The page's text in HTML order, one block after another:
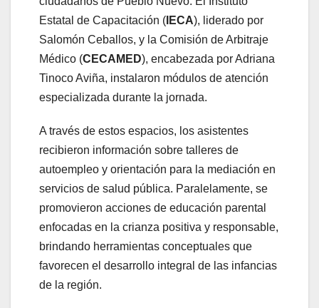
Estatal de Capacitación ( IECA), liderado por
Salomón Ceballos, y la Comisión de Arbitraje
Médico (CECAMED), encabezada por Adriana
Tinoco Aviña, instalaron módulos de atención
especializada durante la jornada.
A través de estos espacios, los asistentes
recibieron información sobre talleres de
autoempleo y orientación para la mediación en
servicios de salud pública. Paralelamente, se
promovieron acciones de educación parental
enfocadas en la crianza positiva y responsable,
brindando herramientas conceptuales que
favorecen el desarrollo integral de las infancias
de la región.